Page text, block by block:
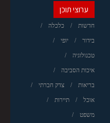
ערוצי תוכן
חדשות כלכלה
בידור יופי
טכנולוגיה
איכות הסביבה
בריאות צדק חברתי
אוכל תיירות
משפט